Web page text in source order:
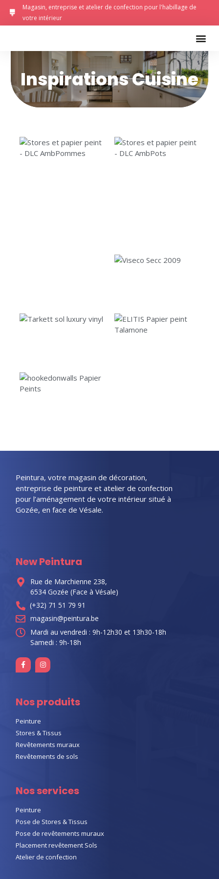
Magasin, entreprise et atelier de confection pour l'habillage de
votre intérieur
Inspirations Cuisine
Peintura, votre magasin de décoration,
entreprise de peinture et atelier de confection
pour l’aménagement de votre intérieur situé à
Gozée, en face de Vésale.
New Peintura
Rue de Marchienne 238,
6534 Gozée (Face à Vésale)
(+32) 71 51 79 91
magasin@peintura.be
Mardi au vendredi : 9h-12h30 et 13h30-18h
Samedi : 9h-18h
Nos produits
Peinture
Stores & Tissus
Revêtements muraux
Revêtements de sols
Nos services
Peinture
Pose de Stores & Tissus
Pose de revêtements muraux
Placement revêtement Sols
Atelier de confection